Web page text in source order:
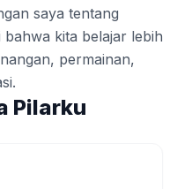
saya tentang
kita belajar lebih
permainan,
Pilarku